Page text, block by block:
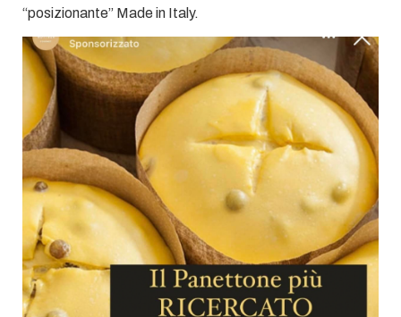
“posizionante” Made in Italy.